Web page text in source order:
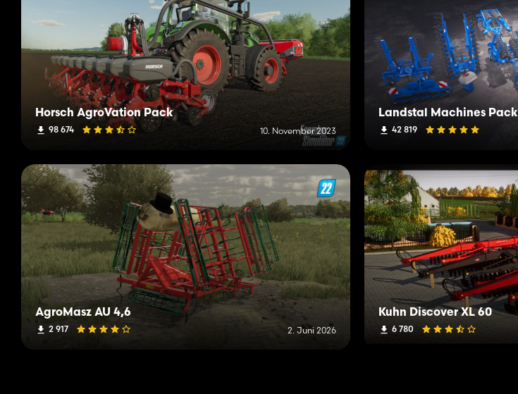
Horsch AgroVation Pack
98 674 10. November 2023
Landstal Machines Pack
42 819
AgroMasz AU 4,6
2 917 2. Juni 2026
Kuhn Discover XL 60
6 780